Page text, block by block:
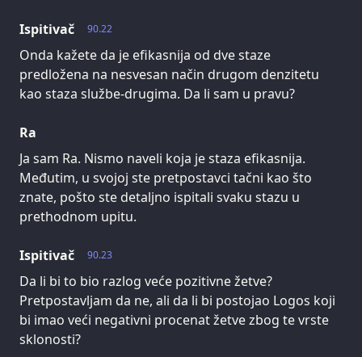
90.22
Ispitivač
Onda kažete da je efikasnija od dve staze
predložena na nesvesan način drugom denzitetu
kao staza službe-drugima. Da li sam u pravu?
Ra
Ja sam Ra. Nismo naveli koja je staza efikasnija.
Međutim, u svojoj ste pretpostavci tačni kao što
znate, pošto ste detaljno ispitali svaku stazu u
prethodnom upitu.
90.23
Ispitivač
Da li bi to bio razlog veće pozitivne žetve?
Pretpostavljam da ne, ali da li bi postojao Logos koji
bi imao veći negativni procenat žetve zbog te vrste
sklonosti?